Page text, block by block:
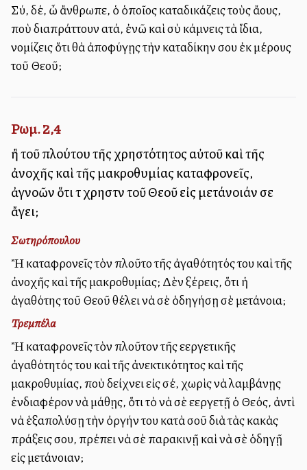
Σύ, δέ, ὦ ἄνθρωπε, ὁ ὁποῖος καταδικάζεις τοὺς ἄλλους,
ποὺ διαπράττουν αὐτά, ἐνῶ καὶ σὺ κάμνεις τὰ ἴδια,
νομίζεις ὅτι θὰ ἀποφύγῃς τὴν καταδίκην σου ἐκ μέρους
τοῦ Θεοῦ;
Ρωμ. 2,4
ἢ τοῦ πλούτου τῆς χρηστότητος αὐτοῦ καὶ τῆς
ἀνοχῆς καὶ τῆς μακροθυμίας καταφρονεῖς,
ἀγνοῶν ὅτι τὸ χρηστὸν τοῦ Θεοῦ εἰς μετάνοιάν σε
ἄγει;
Σωτηρόπουλου
Ἢ καταφρονεῖς τὸν πλοῦτο τῆς ἀγαθότητός του καὶ τῆς
ἀνοχῆς καὶ τῆς μακροθυμίας; Δὲν ξέρεις, ὅτι ἡ
ἀγαθότης τοῦ Θεοῦ θέλει νὰ σὲ ὁδηγήσῃ σὲ μετάνοια;
Τρεμπέλα
Ἢ καταφρονεῖς τὸν πλοῦτον τῆς εὐεργετικῆς
ἀγαθότητός του καὶ τῆς ἀνεκτικότητος καὶ τῆς
μακροθυμίας, ποὺ δείχνει εἰς σέ, χωρὶς νὰ λαμβάνῃς
ἐνδιαφέρον νὰ μάθῃς, ὅτι τὸ νὰ σὲ εὐεργετῇ ὁ Θεός, ἀντὶ
νὰ ἑξαπολύσῃ τὴν ὀργήν του κατὰ σοῦ διὰ τὰς κακὰς
πράξεις σου, πρέπει νὰ σὲ παρακινῇ καὶ νὰ σὲ ὁδηγῇ
εἰς μετάνοιαν;